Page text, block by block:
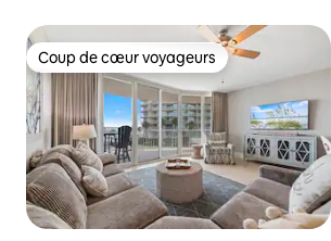
Coup de cœur voyageurs
Coup de cœur voyageurs